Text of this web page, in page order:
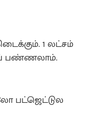
1 லட்சம்
பண்ணலாம்.
பட்ஜெட்டுல